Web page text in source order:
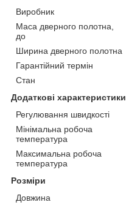
Виробник
Маса дверного полотна,
до
Ширина дверного полотна
Гарантійний термін
Стан
Додаткові характеристики
Регулювання швидкості
Мінімальна робоча
температура
Максимальна робоча
температура
Розміри
Довжина